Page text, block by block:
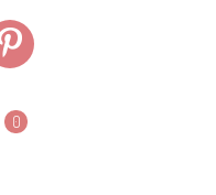
0